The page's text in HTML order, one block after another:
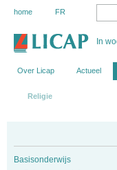
home FR
In
Over Licap Actueel
Religie
Basisonderwijs